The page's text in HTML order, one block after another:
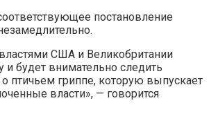
постановление
властями США и Великобритании
и будет внимательно следить
птичьем гриппе, которую выпускает
власти», — говорится